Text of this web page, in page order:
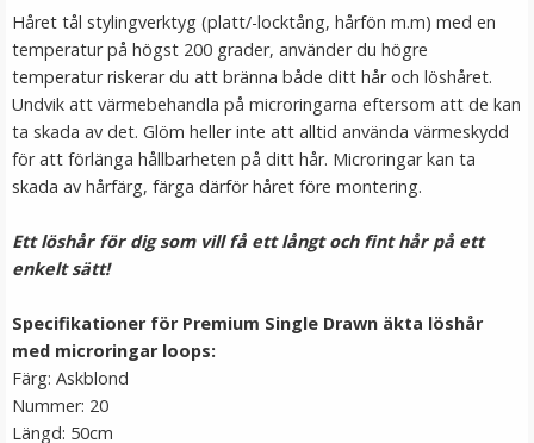
VÄLJ
Hårkrans rosor till Midsommar
Håret tål stylingverktyg (platt/-locktång, hårfön m.m) med en
temperatur på högst 200 grader, använder du högre
temperatur riskerar du att bränna både ditt hår och löshåret.
Undvik att värmebehandla på microringarna eftersom att de kan
ta skada av det. Glöm heller inte att alltid använda värmeskydd
för att förlänga hållbarheten på ditt hår. Microringar kan ta
skada av hårfärg, färga därför håret före montering.
Ett löshår för dig som vill få ett långt och fint hår på ett
enkelt sätt!
Specifikationer för Premium Single Drawn äkta löshår
med microringar loops:
Färg: Askblond
Nummer: 20
Längd: 50cm